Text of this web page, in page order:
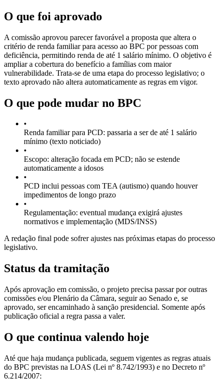
O que foi aprovado
A comissão aprovou parecer favorável a proposta que altera o
critério de renda familiar para acesso ao BPC por pessoas com
deficiência, permitindo renda de até 1 salário mínimo. O objetivo é
ampliar a cobertura do benefício a famílias com maior
vulnerabilidade. Trata-se de uma etapa do processo legislativo; o
texto aprovado não altera automaticamente as regras em vigor.
O que pode mudar no BPC
•
Renda familiar para PCD: passaria a ser de até 1 salário
mínimo (texto noticiado)
•
Escopo: alteração focada em PCD; não se estende
automaticamente a idosos
•
PCD inclui pessoas com TEA (autismo) quando houver
impedimentos de longo prazo
•
Regulamentação: eventual mudança exigirá ajustes
normativos e implementação (MDS/INSS)
A redação final pode sofrer ajustes nas próximas etapas do processo
legislativo.
Status da tramitação
Após aprovação em comissão, o projeto precisa passar por outras
comissões e/ou Plenário da Câmara, seguir ao Senado e, se
aprovado, ser encaminhado à sanção presidencial. Somente após
publicação oficial a regra passa a valer.
O que continua valendo hoje
Até que haja mudança publicada, seguem vigentes as regras atuais
do BPC previstas na LOAS (Lei nº 8.742/1993) e no Decreto nº
6.214/2007: